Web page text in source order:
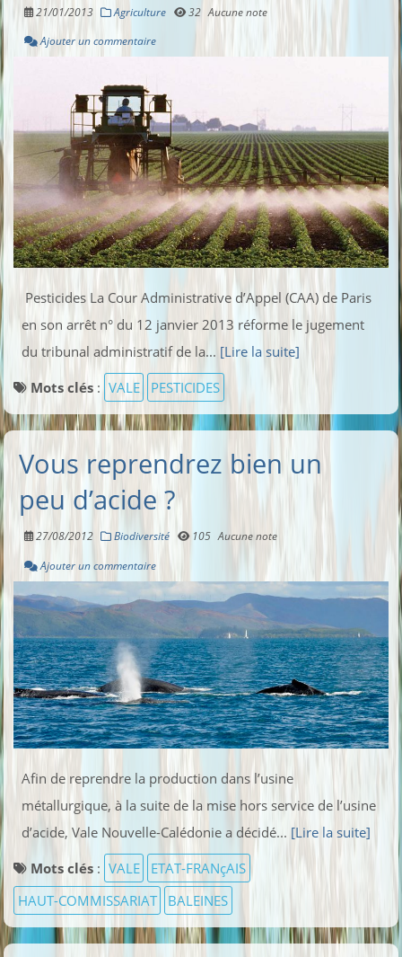
21/01/2013 Agriculture 32 Aucune note
Ajouter un commentaire
Pesticides La Cour Administrative d’Appel (CAA) de Paris
en son arrêt n° du 12 janvier 2013 réforme le jugement
du tribunal administratif de la... [Lire la suite]
Mots clés : VALE PESTICIDES
Vous reprendrez bien un
peu d’acide ?
27/08/2012 Biodiversité 105 Aucune note
Ajouter un commentaire
Afin de reprendre la production dans l’usine
métallurgique, à la suite de la mise hors service de l’usine
d’acide, Vale Nouvelle-Calédonie a décidé... [Lire la suite]
Mots clés : VALE
ETAT-FRANçAIS
HAUT-COMMISSARIAT
BALEINES